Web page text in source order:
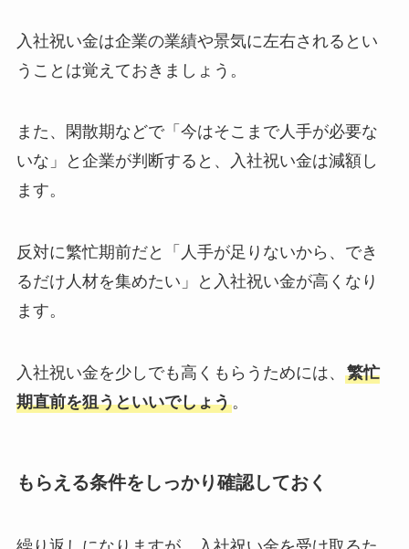
入社祝い金は企業の業績や景気に左右されるとい
うことは覚えておきましょう。
また、閑散期などで「今はそこまで人手が必要な
いな」と企業が判断すると、入社祝い金は減額し
ます。
反対に繁忙期前だと「人手が足りないから、でき
るだけ人材を集めたい」と入社祝い金が高くなり
ます。
入社祝い金を少しでも高くもらうためには、 繁忙
期直前を狙うといいでしょう。
もらえる条件をしっかり確認しておく